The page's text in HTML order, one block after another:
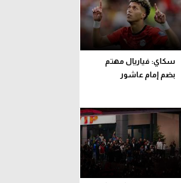
سكاي: فياريال مهتم
بضم إمام عاشور